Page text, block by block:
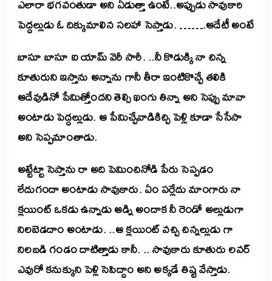
ఎలారా భగవంతుడా అని ఏడుత్తా ఉంటే..అప్పుడు సావుకారి
పెద్దల్లుడు ఓ దిక్కుమాలిన సలహా సెప్తాడు. …….ఆదేటీ అంటే
బాసూ బాసూ ఐ యామ్ వెరీ సారీ. ..నీ కొడుక్కి నా చిన్న
కూతురుని ఇస్తాను అన్నాను గానీ తీరా ఇంటికొచ్చే తలికి
ఆదేవుడినో పేమిత్తోందని తెల్సి ఖంగు తిన్నా అని సెప్పు మావా
అంటాడు పెద్దల్లుడు. ఆ పేమిచ్చేవాడికిచ్చి పెళ్లి కూడా సేసేసా
అని సెప్పమాంతాడు.
అట్టేట్టా సెప్తాను రా అది పెమించినోడి పేరు సెప్పడం
లేదుగందా అంటాడు సావుకారు. ఏం పర్లేదు మాంగారు నా
క్లయింట్ ఒకడు ఉన్నాడు ఆడ్ని అందాక నీ రెండో అల్లుడుగా
నిలబెడదాం అంటాడు. ..ఆ క్లయింట్ వచ్చి చిన్నల్లుడు గా
నిలబడి గండం దాటిత్తాడు కానీ. .. సావుకారు కూతురు లవర్
ఎవురో కనుక్కుని పెళ్లి సెపిద్దాం అని అక్కడే తిష్ట వేస్తాడు.